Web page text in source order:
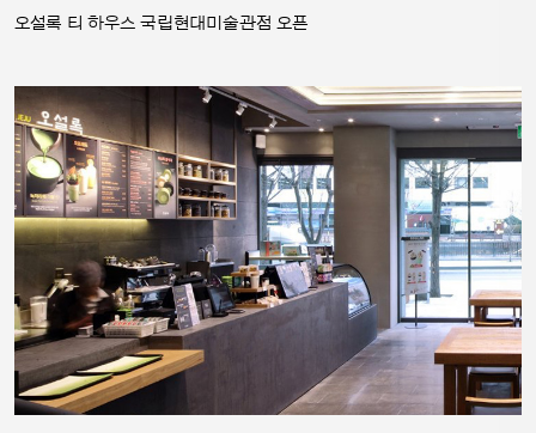
오설록 티 하우스 국립현대미술관점 오픈